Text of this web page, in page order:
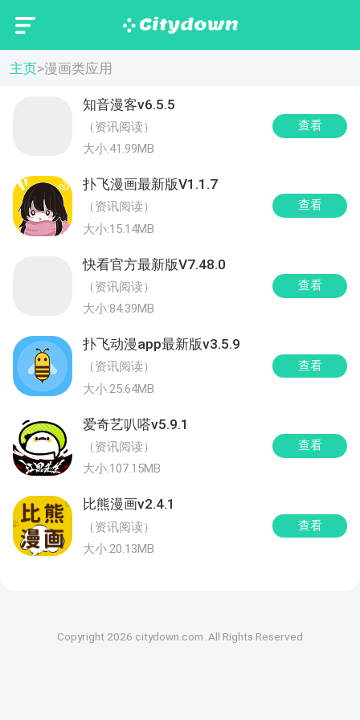
主页>漫画类应用
知音漫客v6.5.5
（资讯阅读）
大小:41.99MB
查看
扑飞漫画最新版V1.1.7
（资讯阅读）
大小:15.14MB
查看
快看官方最新版V7.48.0
（资讯阅读）
大小:84.39MB
查看
扑飞动漫app最新版v3.5.9
（资讯阅读）
大小:25.64MB
查看
爱奇艺叭嗒v5.9.1
（资讯阅读）
大小:107.15MB
查看
比熊漫画v2.4.1
（资讯阅读）
大小:20.13MB
查看
Copyright 2026 citydown.com .All Rights Reserved